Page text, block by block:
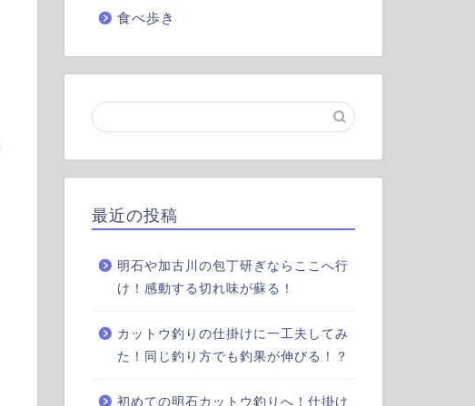
食べ歩き
最近の投稿
明石や加古川の包丁研ぎならここへ行
け！感動する切れ味が蘇る！
カットウ釣りの仕掛けに一工夫してみ
た！同じ釣り方でも釣果が伸びる！？
初めての明石カットウ釣りへ！仕掛け